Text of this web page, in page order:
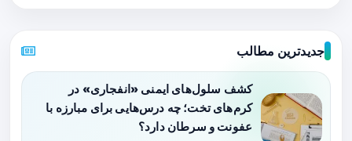
جدیدترین مطالب
کشف سلول‌های ایمنی «انفجاری» در
کرم‌های تخت؛ چه درس‌هایی برای مبارزه با
عفونت و سرطان دارد؟